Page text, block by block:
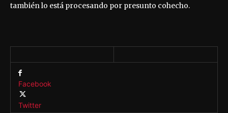
también lo está procesando por presunto cohecho.
Facebook
Twitter